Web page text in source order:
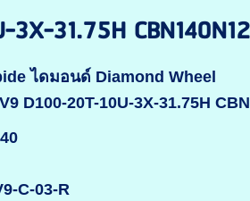
31.75H
ไดมอนด์ Diamond Wheel
D100-20T-10U-3X-31.75H
C-03-R